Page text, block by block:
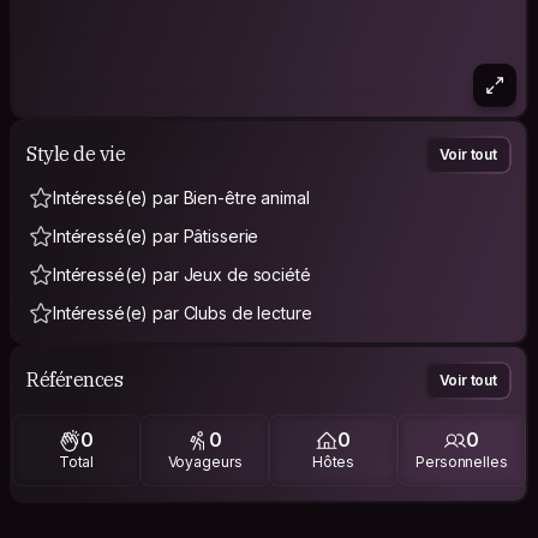
Style de vie Voir tout
Intéressé(e) par Bien-être animal
Intéressé(e) par Pâtisserie
Intéressé(e) par Jeux de société
Intéressé(e) par Clubs de lecture
Références Voir tout
0
Total
0
Voyageurs
0
Hôtes
0
Personnelles